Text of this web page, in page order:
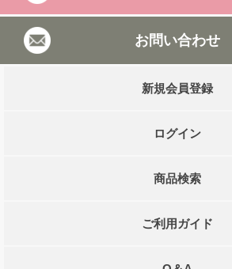
お問い合わせ
新規会員登録
ログイン
商品検索
ご利用ガイド